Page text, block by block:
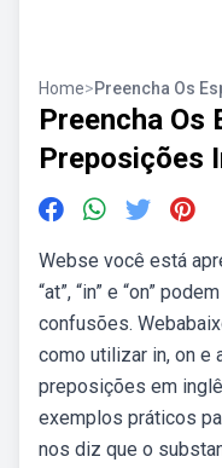
Home>Preencha Os
Preencha Os
Preposições
Webse você está
“at”, “in” e “on”
confusões.
como utilizar in, on e
preposições em
exemplos práticos
nos diz que o